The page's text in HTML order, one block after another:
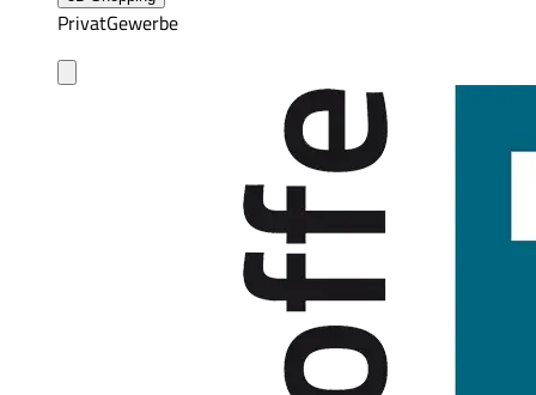
PrivatGewerbe